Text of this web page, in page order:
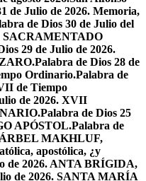
de Julio de 2026. Memoria,
de Dios 30 de Julio del
SACRAMENTADO
29 de Julio de 2026.
Palabra de Dios 28 de
Ordinario.Palabra de
de Tiempo
de 2026. XVII
Palabra de Dios 25
APÓSTOL.Palabra de
MAKHLUF,
apostólica, ¿y
de 2026. ANTA BRÍGIDA,
de 2026. SANTA MARÍA